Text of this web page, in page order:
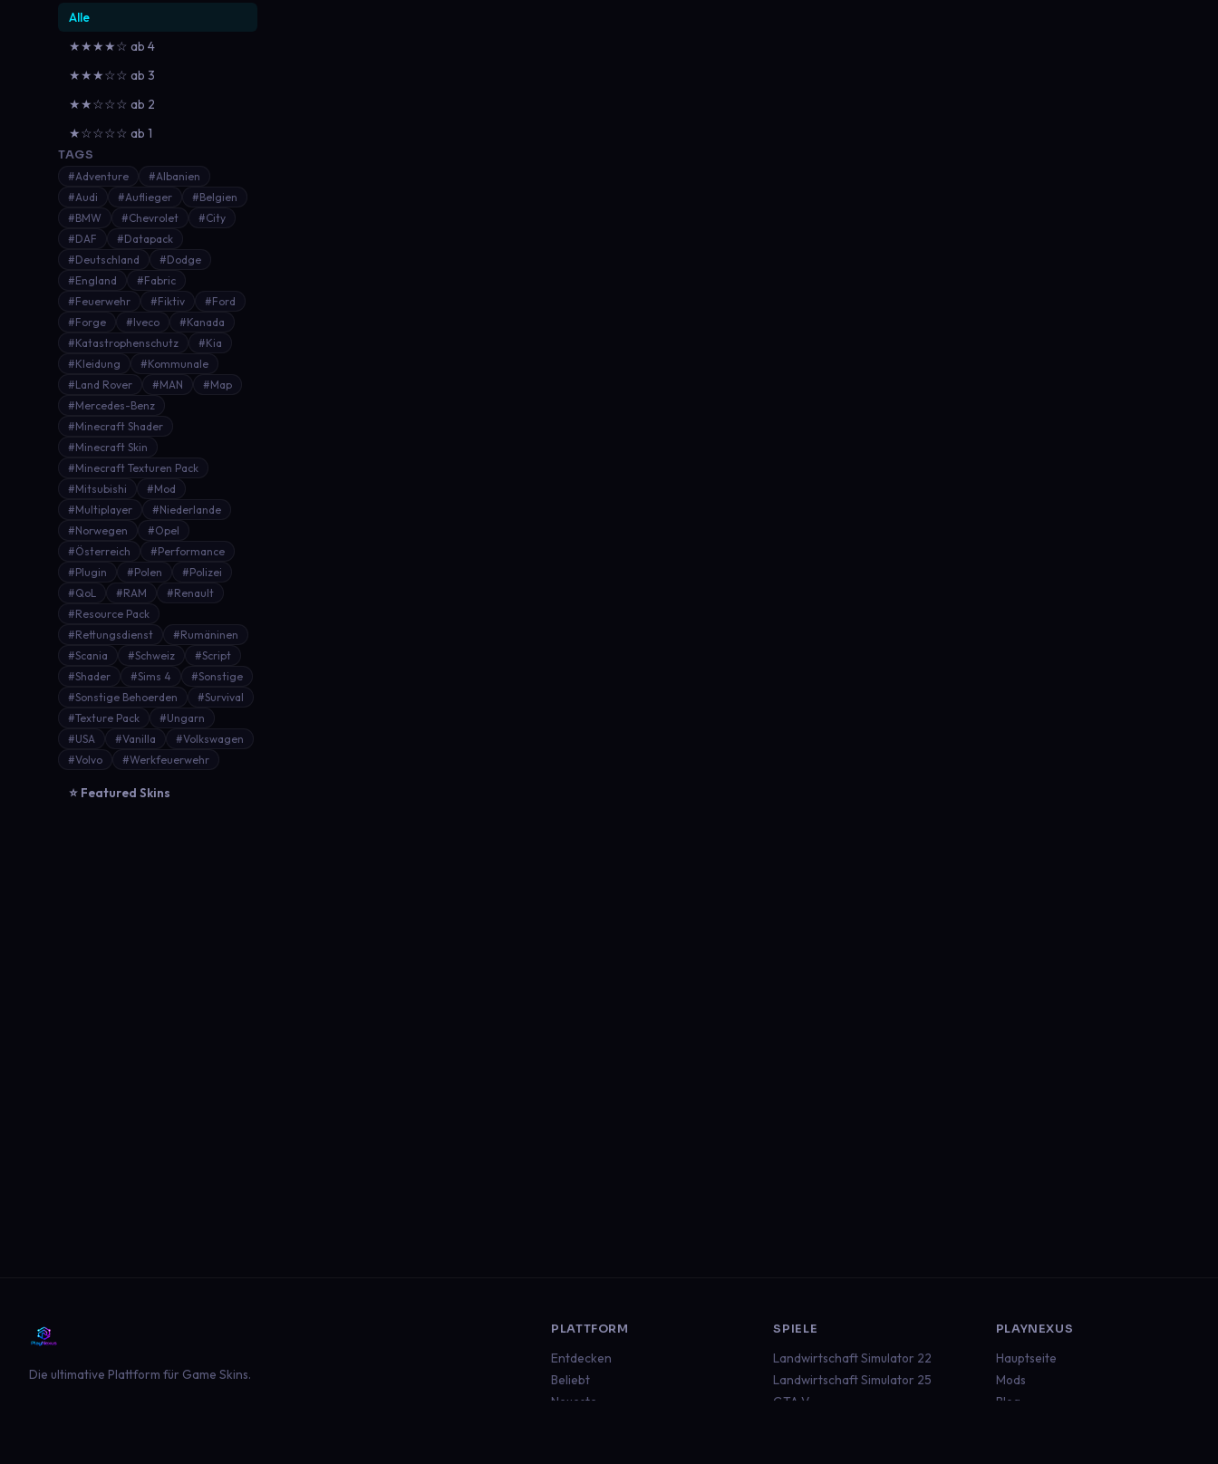
Alle
★★★★☆ ab 4
★★★☆☆ ab 3
★★☆☆☆ ab 2
★☆☆☆☆ ab 1
TAGS
#Adventure
#Albanien
#Audi
#Auflieger
#Belgien
#BMW
#Chevrolet
#City
#DAF
#Datapack
#Deutschland
#Dodge
#England
#Fabric
#Feuerwehr
#Fiktiv
#Ford
#Forge
#Iveco
#Kanada
#Katastrophenschutz
#Kia
#Kleidung
#Kommunale
#Land Rover
#MAN
#Map
#Mercedes-Benz
#Minecraft Shader
#Minecraft Skin
#Minecraft Texturen Pack
#Mitsubishi
#Mod
#Multiplayer
#Niederlande
#Norwegen
#Opel
#Österreich
#Performance
#Plugin
#Polen
#Polizei
#QoL
#RAM
#Renault
#Resource Pack
#Rettungsdienst
#Rumäninen
#Scania
#Schweiz
#Script
#Shader
#Sims 4
#Sonstige
#Sonstige Behoerden
#Survival
#Texture Pack
#Ungarn
#USA
#Vanilla
#Volkswagen
#Volvo
#Werkfeuerwehr
⭐ Featured Skins
Die ultimative Plattform für Game Skins.
PLATTFORM
Entdecken
Beliebt
Neueste
SPIELE
Landwirtschaft Simulator 22
Landwirtschaft Simulator 25
GTA V
PLAYNEXUS
Hauptseite
Mods
Blog